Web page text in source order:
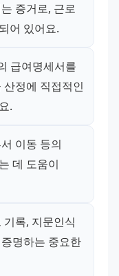
증거로, 근로
어 있어요.
급여명세서를
정에 직접적인
.
이동 등의
데 도움이
록, 지문인식
명하는 중요한